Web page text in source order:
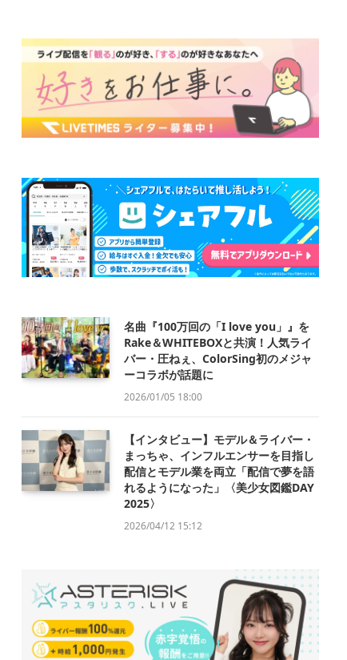
名曲『100万回の「I love you」』を
Rake＆WHITEBOXと共演！人気ライ
バー・圧ねぇ、ColorSing初のメジャ
ーコラボが話題に
2026/01/05 18:00
【インタビュー】モデル＆ライバー・
まっちゃ、インフルエンサーを目指し
配信とモデル業を両立「配信で夢を語
れるようになった」〈美少女図鑑DAY
2025〉
2026/04/12 15:12